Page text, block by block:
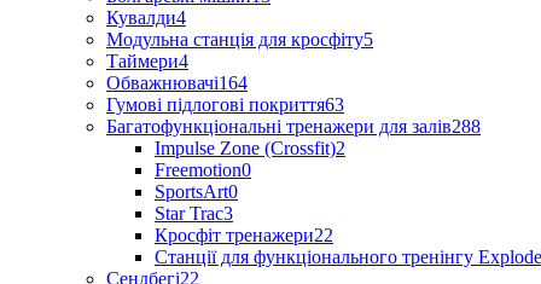
Кувалди4
Модульна станція для кросфіту5
Таймери4
Обважнювачі164
Гумові підлогові покриття63
Багатофункціональні тренажери для залів288
Impulse Zone (Crossfit)2
Freemotion0
SportsArt0
Star Trac3
Кросфіт тренажери22
Станції для функціонального тренінгу Explode
Сендбегі22